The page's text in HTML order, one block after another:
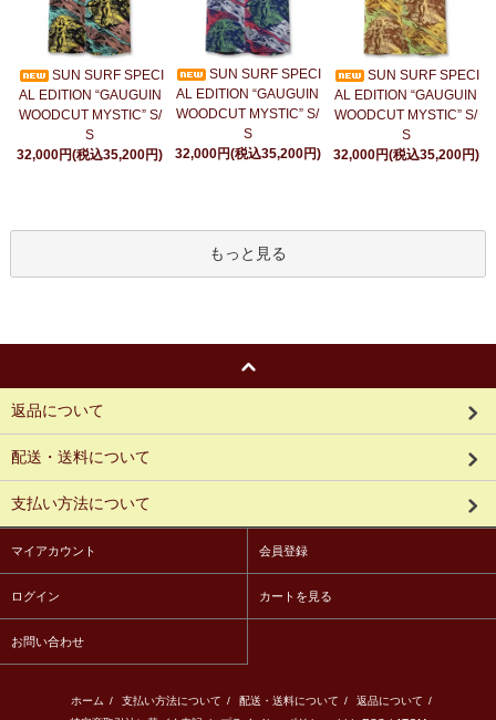
SUN SURF SPECI
AL EDITION “GAUGUIN
WOODCUT MYSTIC” S/
S
32,000円(税込35,200円)
SUN SURF SPECI
AL EDITION “GAUGUIN
WOODCUT MYSTIC” S/
S
32,000円(税込35,200円)
SUN SURF SPECI
AL EDITION “GAUGUIN
WOODCUT MYSTIC” S/
S
32,000円(税込35,200円)
もっと見る
返品について
配送・送料について
支払い方法について
マイアカウント 会員登録
ログイン カートを見る
お問い合わせ
ホーム / 支払い方法について / 配送・送料について / 返品について /